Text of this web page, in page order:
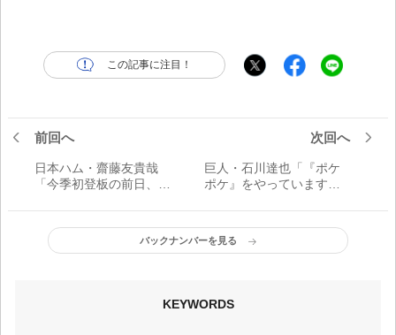
この記事に注目！
前回へ
日本ハム・齋藤友貴哉
「今季初登板の前日、新
行ったとき…」／金言
次回へ
巨人・石川達也「『ポケ
ポケ』をやっています。
勢あたりと対戦している
んですけど…」／ゲーム
バックナンバーを見る
KEYWORDS